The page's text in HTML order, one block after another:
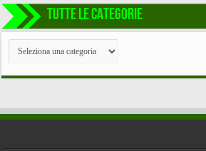
TUTTE LE CATEGORIE
TUTTE
CATEGORIE